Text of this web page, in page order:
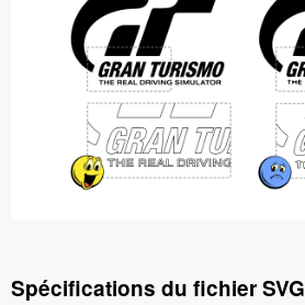
Spécifications du fichier SVG